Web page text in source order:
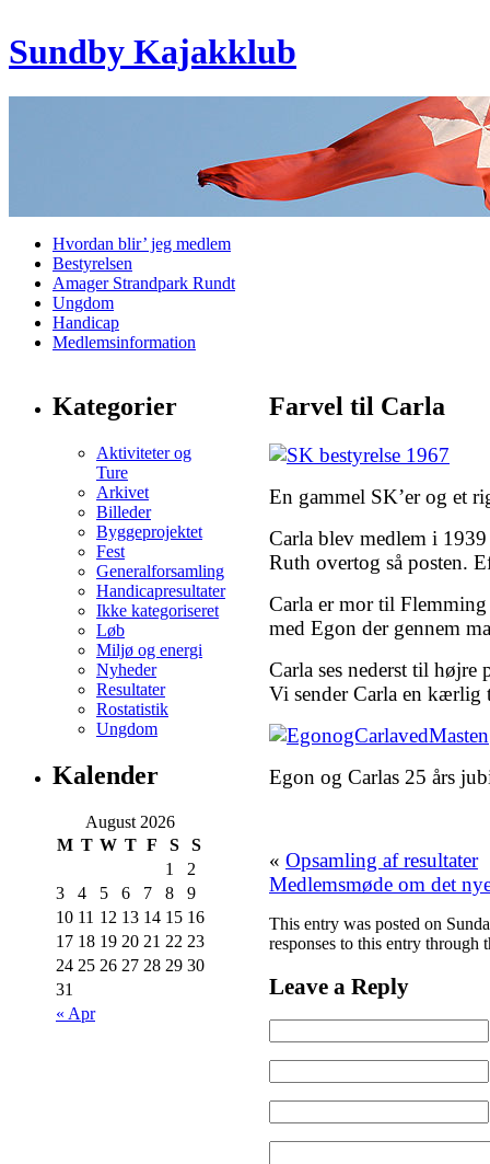
Sundby Kajakklub
Hvordan blir’ jeg medlem
Bestyrelsen
Amager Strandpark Rundt
Ungdom
Handicap
Medlemsinformation
Kategorier
Aktiviteter og
Ture
Arkivet
Billeder
Byggeprojektet
Fest
Generalforsamling
Handicapresultater
Ikke kategoriseret
Løb
Miljø og energi
Nyheder
Resultater
Rostatistik
Ungdom
Kalender
August 2026
M T W T F S S
« Apr
1
2
3
4 5 6 7 8
9
10 11 12 13 14 15 16
17 18 19 20 21 22 23
24 25 26 27 28 29 30
31
Farvel til Carla
En gammel SK’er og et
Carla blev medlem i
Ruth overtog så posten.
Carla er mor til Flemming
med Egon der gennem
Carla ses nederst til højre
Vi sender Carla en kærlig
Egon og Carlas 25 års
« Opsamling af resultater
Medlemsmøde om det
This entry was posted on
responses to this entry through
Leave a Reply